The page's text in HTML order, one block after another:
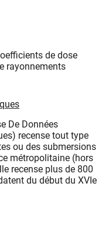
de dose
rayonnements
De Données
recense tout type
ou des submersions
métropolitaine (hors
recense plus de 800
du début du XVIe